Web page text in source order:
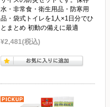
水・非常食・衛生用品・防寒用
品・袋式トイレを1人×1日分でひ
とまとめ 初動の備えに最適
¥2,481(税込)